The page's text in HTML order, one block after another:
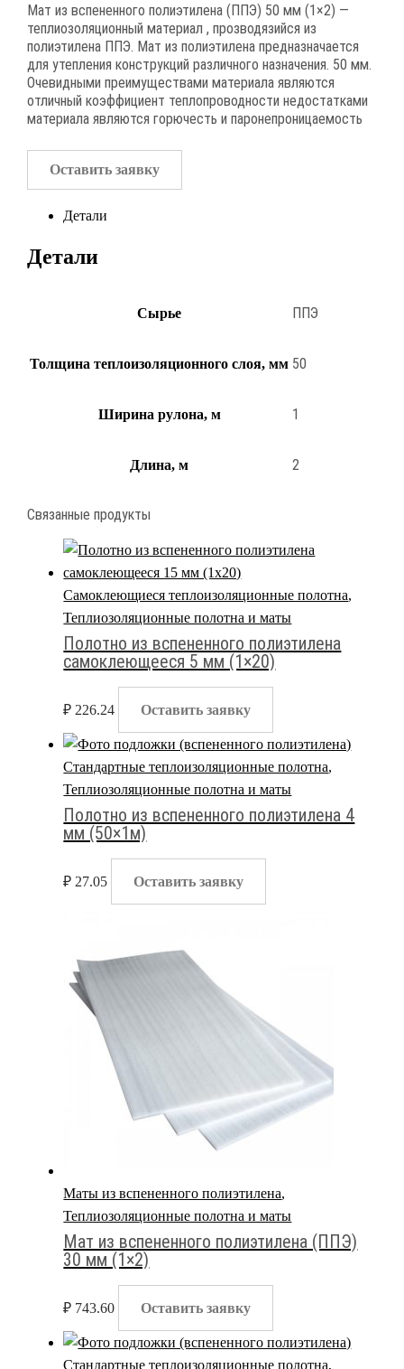
Мат из вспененного полиэтилена (ППЭ) 50 мм (1×2) —
теплиозоляционный материал , прозводязийся из
полиэтилена ППЭ. Мат из полиэтилена предназначается
для утепления конструкций различного назначения. 50 мм.
Очевидными преимуществами материала являются
отличный коэффициент теплопроводности недостатками
материала являются горючесть и паронепроницаемость
Оставить заявку
Детали
Детали
Сырье ППЭ
Толщина теплоизоляционного слоя, мм 50
Ширина рулона, м 1
Длина, м 2
Связанные продукты
Самоклеющиеся теплоизоляционные полотна,
Теплиозоляционные полотна и маты
Полотно из вспененного полиэтилена
самоклеющееся 5 мм (1×20)
₽ 226.24 Оставить заявку
Стандартные теплоизоляционные полотна,
Теплиозоляционные полотна и маты
Полотно из вспененного полиэтилена 4
мм (50×1м)
₽ 27.05 Оставить заявку
Маты из вспененного полиэтилена,
Теплиозоляционные полотна и маты
Мат из вспененного полиэтилена (ППЭ)
30 мм (1×2)
₽ 743.60 Оставить заявку
Стандартные теплоизоляционные полотна,